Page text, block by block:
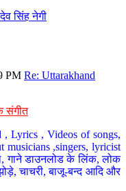
सिंह नेगी
PM Re: Uttarakhand
संगीत
Lyrics , Videos of songs,
musicians ,singers, lyricist
गाने डाउनलोड के लिंक, लोक
चाचरी, बाजू-बन्द आदि और